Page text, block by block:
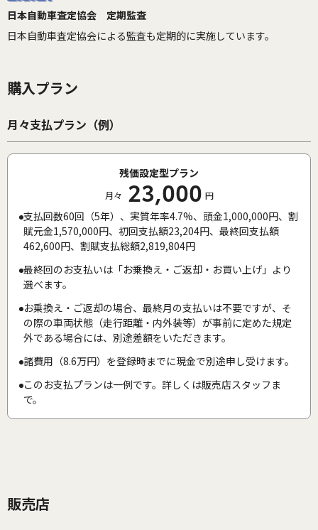
日本自動車査定協会 定期監査
日本自動車査定協会による監査も定期的に実施しています。
購入プラン
月々支払プラン（例）
残価設定型プラン
月々 23,000 円
支払回数60回（5年）、実質年率4.7%、頭金1,000,000円、割
賦元金1,570,000円、初回支払額23,204円、最終回支払額
462,600円、割賦支払総額2,819,804円
最終回のお支払いは「お乗換え・ご返却・お買い上げ」より
選べます。
お乗換え・ご返却の場合、最終月の支払いは不要ですが、そ
の際の車両状態（走行距離・内外装等）が事前に定めた規定
外である場合には、別途差額をいただきます。
諸費用（8.6万円）を登録時までに現金で別途申し受けます。
このお支払プランは一例です。詳しくは販売店スタッフま
で。
販売店